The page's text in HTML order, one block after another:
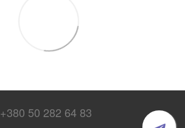
+380 50 282 64 83